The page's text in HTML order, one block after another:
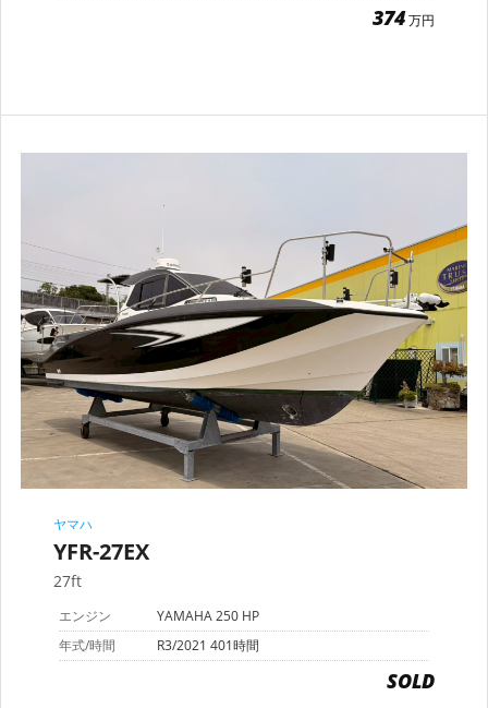
374万円
ヤマハ
YFR-27EX
27ft
エンジン
YAMAHA 250 HP
年式/時間
R3/2021 401時間
SOLD